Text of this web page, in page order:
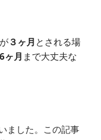
３ヶ月 とされる場
6ヶ月 まで大丈夫な
ました。この記事